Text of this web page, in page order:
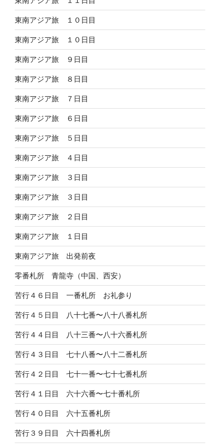
東南アジア旅 １０日目
東南アジア旅 １０日目
東南アジア旅 ９日目
東南アジア旅 ８日目
東南アジア旅 ７日目
東南アジア旅 ６日目
東南アジア旅 ５日目
東南アジア旅 ４日目
東南アジア旅 ３日目
東南アジア旅 ３日目
東南アジア旅 ２日目
東南アジア旅 １日目
東南アジア旅 出発前夜
零番札所 青龍寺（中国、西安）
苦行４６日目 一番札所 お礼参り
苦行４５日目 八十七番〜八十八番札所
苦行４４日目 八十三番〜八十六番札所
苦行４３日目 七十八番〜八十二番札所
苦行４２日目 七十一番〜七十七番札所
苦行４１日目 六十六番〜七十番札所
苦行４０日目 六十五番札所
苦行３９日目 六十四番札所